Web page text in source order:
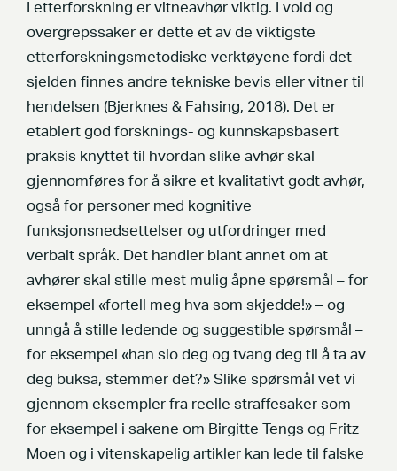
I etterforskning er vitneavhør viktig. I vold og
overgrepssaker er dette et av de viktigste
etterforskningsmetodiske verktøyene fordi det
sjelden finnes andre tekniske bevis eller vitner til
hendelsen (Bjerknes & Fahsing, 2018). Det er
etablert god forsknings- og kunnskapsbasert
praksis knyttet til hvordan slike avhør skal
gjennomføres for å sikre et kvalitativt godt avhør,
også for personer med kognitive
funksjonsnedsettelser og utfordringer med
verbalt språk. Det handler blant annet om at
avhører skal stille mest mulig åpne spørsmål – for
eksempel «fortell meg hva som skjedde!» – og
unngå å stille ledende og suggestible spørsmål –
for eksempel «han slo deg og tvang deg til å ta av
deg buksa, stemmer det?» Slike spørsmål vet vi
gjennom eksempler fra reelle straffesaker som
for eksempel i sakene om Birgitte Tengs og Fritz
Moen og i vitenskapelig artikler kan lede til falske